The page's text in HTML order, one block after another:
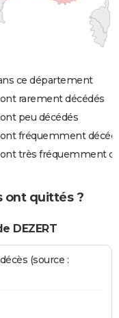
ce département
rarement décédés
peu décédés
fréquemment
très fréquemment
ont quittés ?
DEZERT
(source :